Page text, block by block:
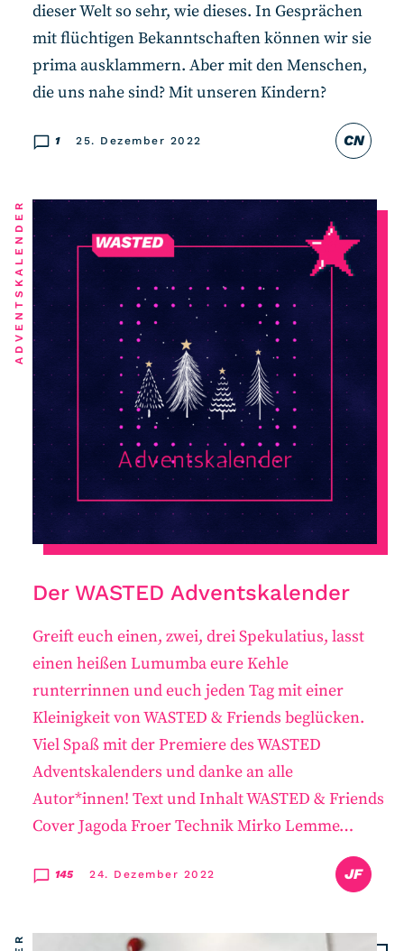
CN
1 25. Dezember 2022
dieser Welt so sehr, wie dieses. In Gesprächen
mit flüchtigen Bekanntschaften können wir sie
prima ausklammern. Aber mit den Menschen,
die uns nahe sind? Mit unseren Kindern?
Der WASTED Adventskalender
ADVENTSKALENDER
JF
145 24. Dezember 2022
Greift euch einen, zwei, drei Spekulatius, lasst
einen heißen Lumumba eure Kehle
runterrinnen und euch jeden Tag mit einer
Kleinigkeit von WASTED & Friends beglücken.
Viel Spaß mit der Premiere des WASTED
Adventskalenders und danke an alle
Autor*innen! Text und Inhalt WASTED & Friends
Cover Jagoda Froer Technik Mirko Lemme…